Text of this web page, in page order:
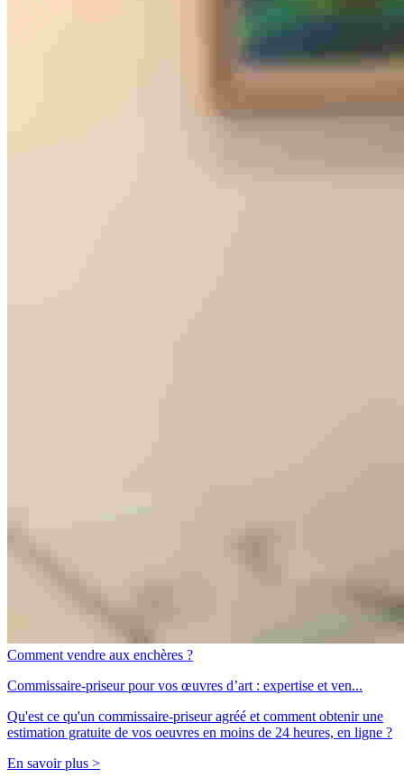
Comment vendre aux enchères ?
Commissaire-priseur pour vos œuvres d’art : expertise et ven...
Qu'est ce qu'un commissaire-priseur agréé et comment obtenir une
estimation gratuite de vos oeuvres en moins de 24 heures, en ligne ?
En savoir plus >